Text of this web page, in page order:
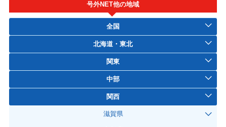
号外NET他の地域
全国
北海道・東北
関東
中部
関西
滋賀県